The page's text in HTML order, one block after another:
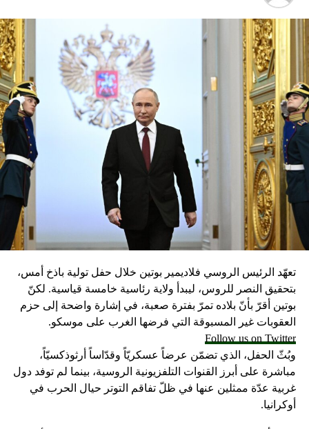
تعهّد الرئيس الروسي فلاديمير بوتين خلال حفل تولية باذخ أمس،
بتحقيق النصر للروس، ليبدأ ولاية رئاسية خامسة قياسية. لكنّ
بوتين أقرّ بأنّ بلاده تمرّ بفترة صعبة، في إشارة واضحة إلى حزم
العقوبات غير المسبوقة التي فرضها الغرب على موسكو.
Follow us on Twitter
وبُثّ الحفل، الذي تضمّن عرضاً عسكريّاً وقدّاساً أرثوذكسيّاً،
مباشرة على أبرز القنوات التلفزيونية الروسية، بينما لم توفد دول
غربية عدّة ممثلين عنها في ظلّ تفاقم التوتر حيال الحرب في
أوكرانيا.